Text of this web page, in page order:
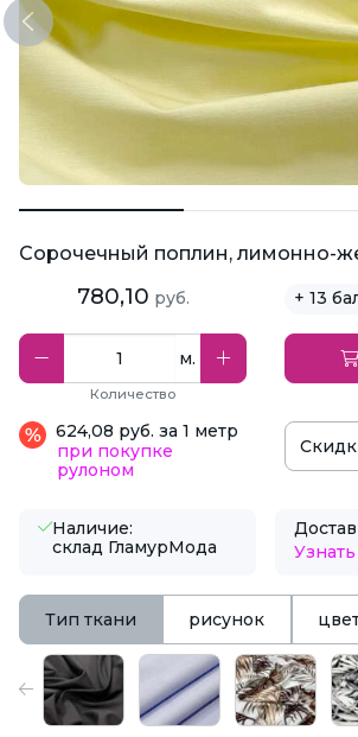
Previous
Сорочечный поплин, лимонно-
780,10 руб. + 13
м.
Количество
624,08 руб. за 1 метр
при покупке
рулоном
Наличие:
склад ГламурМода
Тип ткани рисунок